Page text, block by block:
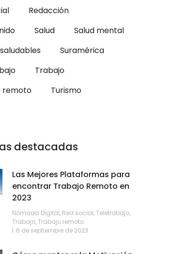
Redacción
Salud
Salud mental
Suramérica
Trabajo
remoto
Turismo
destacadas
Las Mejores Plataformas para
encontrar Trabajo Remoto en
2023
Nómada Digital, Red social,Teletrabajo,
Trabajo,Trabajo remoto
6 de septiembre de 2023